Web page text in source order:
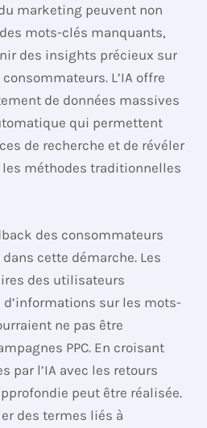
marketing peuvent non
mots-clés manquants,
des insights précieux sur
L’IA offre
de données massives
qui permettent
de recherche et de révéler
méthodes traditionnelles
des consommateurs
cette démarche. Les
des utilisateurs
sur les mots-
ne pas être
PPC. En croisant
par l’IA avec les retours
peut être réalisée.
des termes liés à